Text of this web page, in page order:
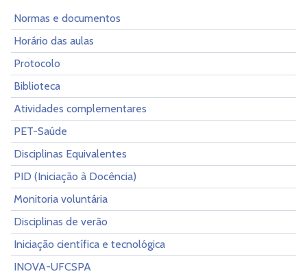
Normas e documentos
Horário das aulas
Protocolo
Biblioteca
Atividades complementares
PET-Saúde
Disciplinas Equivalentes
PID (Iniciação à Docência)
Monitoria voluntária
Disciplinas de verão
Iniciação científica e tecnológica
INOVA-UFCSPA